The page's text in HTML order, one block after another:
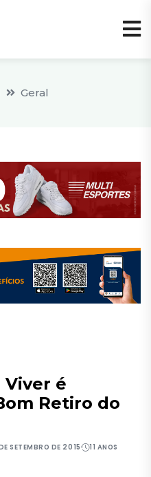
Geral
Viver é
Retiro do
SETEMBRO DE 2015 11 ANOS